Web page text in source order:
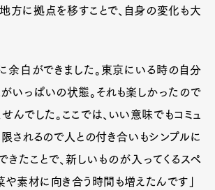
方に拠点を移すことで、自身の変化も大
に余白ができました。東京にいる時の自分
いっぱいの状態。それも楽しかったので
んでした。ここでは、いい意味でもコミュ
されるので人との付き合いもシンプルに
きたことで、新しいものが入ってくるスペ
や素材に向き合う時間も増えたんです」